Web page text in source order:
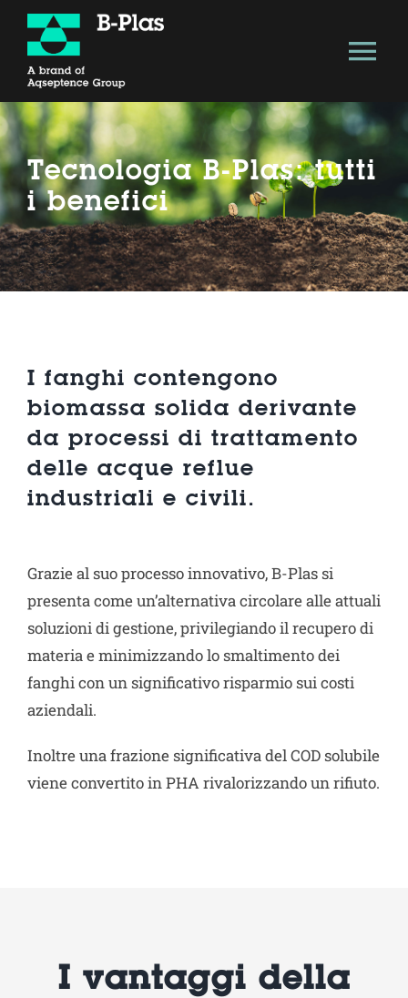
Salta
contenuto
About
Soluzione Tecnologica
Vantaggi
Lavora con noi
Contatti
Tecnologia B-Plas: tutti
i benefici
I fanghi contengono
biomassa solida derivante
da processi di trattamento
delle acque reflue
industriali e civili.
Grazie al suo processo innovativo, B-Plas si
presenta come un’alternativa circolare alle attuali
soluzioni di gestione, privilegiando il recupero di
materia e minimizzando lo smaltimento dei
fanghi con un significativo risparmio sui costi
aziendali.
Inoltre una frazione significativa del COD solubile
viene convertito in PHA rivalorizzando un rifiuto.
I vantaggi della